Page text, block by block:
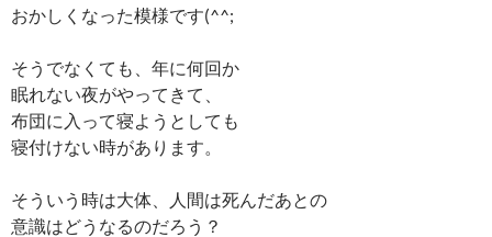
おかしくなった模様です(^^;
そうでなくても、年に何回か
眠れない夜がやってきて、
布団に入って寝ようとしても
寝付けない時があります。
そういう時は大体、人間は死んだあとの
意識はどうなるのだろう？